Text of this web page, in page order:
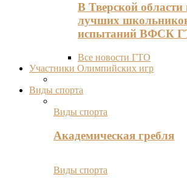
В Тверской
лучших
испытаний ВФСК
Все новости ГТО
Участники Олимпийских игр
Виды спорта
Виды спорта
Академическая гребля
Виды спорта